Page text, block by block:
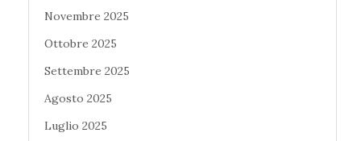
Novembre 2025
Ottobre 2025
Settembre 2025
Agosto 2025
Luglio 2025